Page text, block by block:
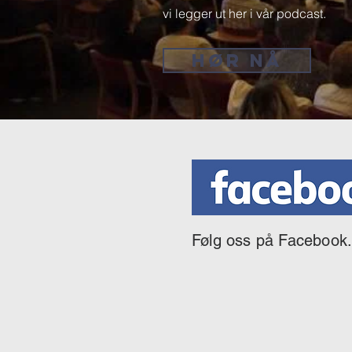
vi legger ut her i vår podcast.
HØR NÅ
Følg oss på Facebook.